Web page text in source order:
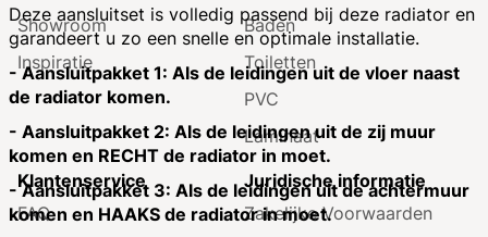
Deze aansluitset is volledig passend bij deze radiator en
garandeert u zo een snelle en optimale installatie.
- Aansluitpakket 1: Als de leidingen uit de vloer naast
de radiator komen.
- Aansluitpakket 2: Als de leidingen uit de zij muur
komen en RECHT de radiator in moet.
- Aansluitpakket 3: Als de leidingen uit de achtermuur
komen en HAAKS de radiator in moet.
Showroom
Inspiratie
Baden
Toiletten
PVC
Laminaat
Klantenservice
FAQ
Juridische informatie
Zakelijke Voorwaarden